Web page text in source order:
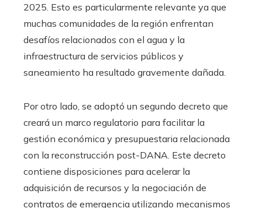
2025. Esto es particularmente relevante ya que
muchas comunidades de la región enfrentan
desafíos relacionados con el agua y la
infraestructura de servicios públicos y
saneamiento ha resultado gravemente dañada.
Por otro lado, se adoptó un segundo decreto que
creará un marco regulatorio para facilitar la
gestión económica y presupuestaria relacionada
con la reconstrucción post-DANA. Este decreto
contiene disposiciones para acelerar la
adquisición de recursos y la negociación de
contratos de emergencia utilizando mecanismos